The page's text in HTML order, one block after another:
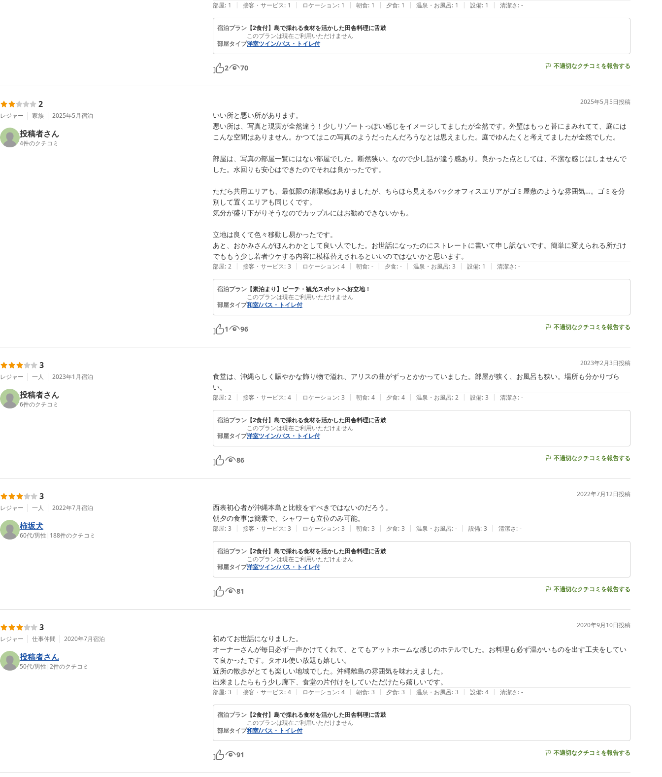
部屋: 1 | 接客・サービス: 1 | ロケーション: 1 | 朝食: 1 | 夕食: 1 | 温泉・お風呂: 1 | 設備: 1 | 清潔さ: -
宿泊プラン 【2食付】島で採れる食材を活かした田舎料理に舌鼓
このプランは現在ご利用いただけません
部屋タイプ洋室ツイン/バス・トイレ付
2 70 不適切なクチコミを報告する
2
レジャー 家族 2025年5月宿泊
投稿者さん
4件のクチコミ
2025年5月5日投稿
いい所と悪い所があります。
悪い所は、写真と現実が全然違う！少しリゾートっぽい感じをイメージしてましたが全然です。外壁はもっと苔にまみれてて、庭には
こんな空間はありません。かつてはこの写真のようだったんだろうなとは思えました。庭でゆんたくと考えてましたが全然でした。
部屋は、写真の部屋一覧にはない部屋でした。断然狭い。なので少し話が違う感あり。良かった点としては、不潔な感じはしませんで
した。水回りも安心はできたのでそれは良かったです。
ただら共用エリアも、最低限の清潔感はありましたが、ちらほら見えるバックオフィスエリアがゴミ屋敷のような雰囲気…。ゴミを分
別して置くエリアも同じくです。
気分が盛り下がりそうなのでカップルにはお勧めできないかも。
立地は良くて色々移動し易かったです。
あと、おかみさんがほんわかとして良い人でした。お世話になったのにストレートに書いて申し訳ないです。簡単に変えられる所だけ
でももう少し若者ウケする内容に模様替えされるといいのではないかと思います。
部屋: 2 | 接客・サービス: 3 | ロケーション: 4 | 朝食: - | 夕食: - | 温泉・お風呂: 3 | 設備: 1 | 清潔さ: -
宿泊プラン 【素泊まり】ビーチ・観光スポットへ好立地！
このプランは現在ご利用いただけません
部屋タイプ和室/バス・トイレ付
1 96 不適切なクチコミを報告する
3
レジャー 一人 2023年1月宿泊
投稿者さん
6件のクチコミ
2023年2月3日投稿
食堂は、沖縄らしく賑やかな飾り物で溢れ、アリスの曲がずっとかかっていました。部屋が狭く、お風呂も狭い。場所も分かりづら
い。
部屋: 2 | 接客・サービス: 4 | ロケーション: 3 | 朝食: 4 | 夕食: 4 | 温泉・お風呂: 2 | 設備: 3 | 清潔さ: -
宿泊プラン 【2食付】島で採れる食材を活かした田舎料理に舌鼓
このプランは現在ご利用いただけません
部屋タイプ洋室ツイン/バス・トイレ付
86 不適切なクチコミを報告する
3
レジャー 一人 2022年7月宿泊
柿坂犬
60代/男性 | 188件のクチコミ
2022年7月12日投稿
西表初心者が沖縄本島と比較をすべきではないのだろう。
朝夕の食事は簡素で、シャワーも立位のみ可能。
部屋: 3 | 接客・サービス: 3 | ロケーション: 3 | 朝食: 3 | 夕食: 3 | 温泉・お風呂: - | 設備: 3 | 清潔さ: -
宿泊プラン 【2食付】島で採れる食材を活かした田舎料理に舌鼓
このプランは現在ご利用いただけません
部屋タイプ洋室ツイン/バス・トイレ付
81 不適切なクチコミを報告する
3
レジャー 仕事仲間 2020年7月宿泊
投稿者さん
50代/男性 |2件のクチコミ
2020年9月10日投稿
初めてお世話になりました。
オーナーさんが毎日必ず一声かけてくれて、とてもアットホームな感じのホテルでした。お料理も必ず温かいものを出す工夫をしてい
て良かったです。タオル使い放題も嬉しい。
近所の散歩がとても楽しい地域でした。沖縄離島の雰囲気を味わえました。
出来ましたらもう少し廊下、食堂の片付けをしていただけたら嬉しいです。
部屋: 3 | 接客・サービス: 4 | ロケーション: 4 | 朝食: 3 | 夕食: 3 | 温泉・お風呂: 3 | 設備: 4 | 清潔さ: -
宿泊プラン 【2食付】島で採れる食材を活かした田舎料理に舌鼓
このプランは現在ご利用いただけません
部屋タイプ和室/バス・トイレ付
91 不適切なクチコミを報告する